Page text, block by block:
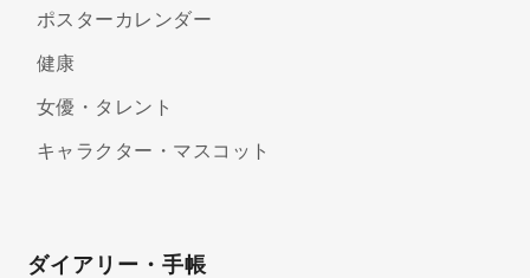
ポスターカレンダー
健康
女優・タレント
キャラクター・マスコット
ダイアリー・手帳